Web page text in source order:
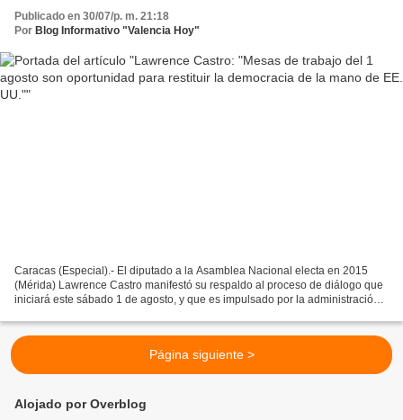
Publicado en 30/07/p. m. 21:18
Por Blog Informativo "Valencia Hoy"
Caracas (Especial).- El diputado a la Asamblea Nacional electa en 2015
(Mérida) Lawrence Castro manifestó su respaldo al proceso de diálogo que
iniciará este sábado 1 de agosto, y que es impulsado por la administración
Página siguiente >
Alojado por Overblog